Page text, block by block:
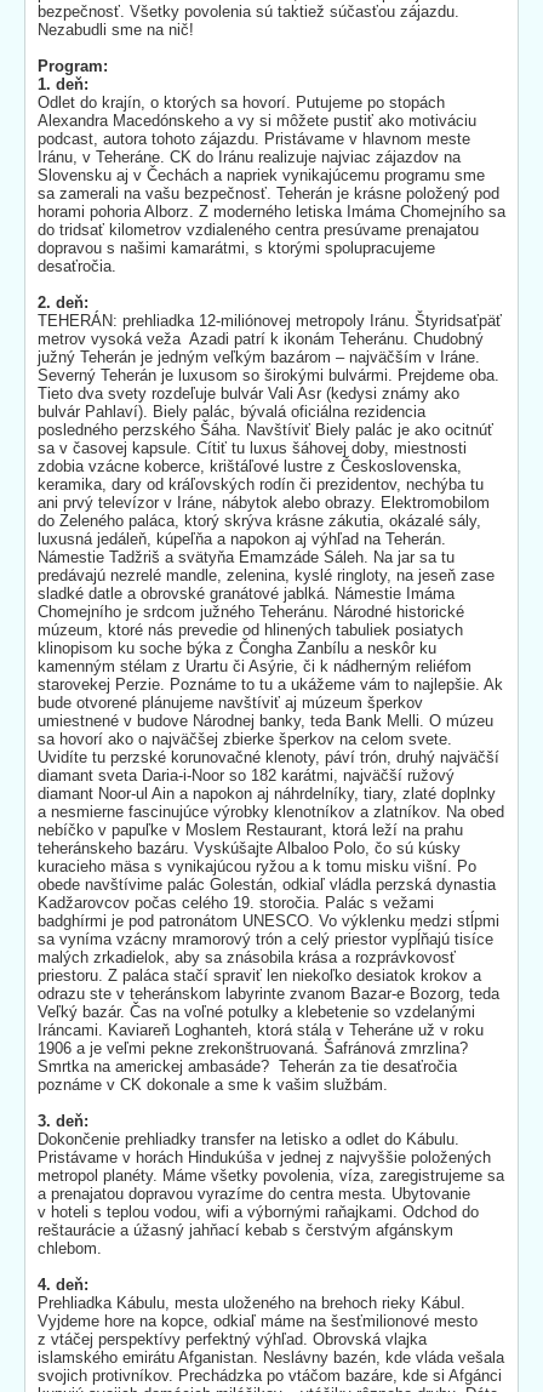
bezpečnosť. Všetky povolenia sú taktiež súčasťou zájazdu.
Nezabudli sme na nič!
Program:
1. deň:
Odlet do krajín, o ktorých sa hovorí. Putujeme po stopách
Alexandra Macedónskeho a vy si môžete pustiť ako motiváciu
podcast, autora tohoto zájazdu. Pristávame v hlavnom meste
Iránu, v Teheráne. CK do Iránu realizuje najviac zájazdov na
Slovensku aj v Čechách a napriek vynikajúcemu programu sme
sa zamerali na vašu bezpečnosť. Teherán je krásne položený pod
horami pohoria Alborz. Z moderného letiska Imáma Chomejního sa
do tridsať kilometrov vzdialeného centra presúvame prenajatou
dopravou s našimi kamarátmi, s ktorými spolupracujeme
desaťročia.
2. deň:
TEHERÁN: prehliadka 12-miliónovej metropoly Iránu. Štyridsaťpäť
metrov vysoká veža Azadi patrí k ikonám Teheránu. Chudobný
južný Teherán je jedným veľkým bazárom – najväčším v Iráne.
Severný Teherán je luxusom so širokými bulvármi. Prejdeme oba.
Tieto dva svety rozdeľuje bulvár Vali Asr (kedysi známy ako
bulvár Pahlaví). Biely palác, bývalá oficiálna rezidencia
posledného perzského Šáha. Navštíviť Biely palác je ako ocitnúť
sa v časovej kapsule. Cítiť tu luxus šáhovej doby, miestnosti
zdobia vzácne koberce, krištáľové lustre z Československa,
keramika, dary od kráľovských rodín či prezidentov, nechýba tu
ani prvý televízor v Iráne, nábytok alebo obrazy. Elektromobilom
do Zeleného paláca, ktorý skrýva krásne zákutia, okázalé sály,
luxusná jedáleň, kúpeľňa a napokon aj výhľad na Teherán.
Námestie Tadžriš a svätyňa Emamzáde Sáleh. Na jar sa tu
predávajú nezrelé mandle, zelenina, kyslé ringloty, na jeseň zase
sladké datle a obrovské granátové jablká. Námestie Imáma
Chomejního je srdcom južného Teheránu. Národné historické
múzeum, ktoré nás prevedie od hlinených tabuliek posiatych
klinopisom ku soche býka z Čongha Zanbílu a neskôr ku
kamenným stélam z Urartu či Asýrie, či k nádherným reliéfom
starovekej Perzie. Poznáme to tu a ukážeme vám to najlepšie. Ak
bude otvorené plánujeme navštíviť aj múzeum šperkov
umiestnené v budove Národnej banky, teda Bank Melli. O múzeu
sa hovorí ako o najväčšej zbierke šperkov na celom svete.
Uvidíte tu perzské korunovačné klenoty, páví trón, druhý najväčší
diamant sveta Daria-i-Noor so 182 karátmi, najväčší ružový
diamant Noor-ul Ain a napokon aj náhrdelníky, tiary, zlaté doplnky
a nesmierne fascinujúce výrobky klenotníkov a zlatníkov. Na obed
nebíčko v papuľke v Moslem Restaurant, ktorá leží na prahu
teheránskeho bazáru. Vyskúšajte Albaloo Polo, čo sú kúsky
kuracieho mäsa s vynikajúcou ryžou a k tomu misku višní. Po
obede navštívime palác Golestán, odkiaľ vládla perzská dynastia
Kadžarovcov počas celého 19. storočia. Palác s vežami
badghírmi je pod patronátom UNESCO. Vo výklenku medzi stĺpmi
sa vyníma vzácny mramorový trón a celý priestor vypĺňajú tisíce
malých zrkadielok, aby sa znásobila krása a rozprávkovosť
priestoru. Z paláca stačí spraviť len niekoľko desiatok krokov a
odrazu ste v teheránskom labyrinte zvanom Bazar-e Bozorg, teda
Veľký bazár. Čas na voľné potulky a klebetenie so vzdelanými
Iráncami. Kaviareň Loghanteh, ktorá stála v Teheráne už v roku
1906 a je veľmi pekne zrekonštruovaná. Šafránová zmrzlina?
Smrtka na americkej ambasáde? Teherán za tie desaťročia
poznáme v CK dokonale a sme k vašim službám.
3. deň:
Dokončenie prehliadky transfer na letisko a odlet do Kábulu.
Pristávame v horách Hindukúša v jednej z najvyššie položených
metropol planéty. Máme všetky povolenia, víza, zaregistrujeme sa
a prenajatou dopravou vyrazíme do centra mesta. Ubytovanie
v hoteli s teplou vodou, wifi a výbornými raňajkami. Odchod do
reštaurácie a úžasný jahňací kebab s čerstvým afgánskym
chlebom.
4. deň:
Prehliadka Kábulu, mesta uloženého na brehoch rieky Kábul.
Vyjdeme hore na kopce, odkiaľ máme na šesťmilionové mesto
z vtáčej perspektívy perfektný výhľad. Obrovská vlajka
islamského emirátu Afganistan. Neslávny bazén, kde vláda vešala
svojich protivníkov. Prechádzka po vtáčom bazáre, kde si Afgánci